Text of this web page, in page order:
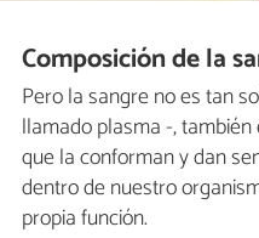
Composición de la
Pero la sangre no es tan
llamado plasma -,
que la conforman y dan
dentro de nuestro
propia función.